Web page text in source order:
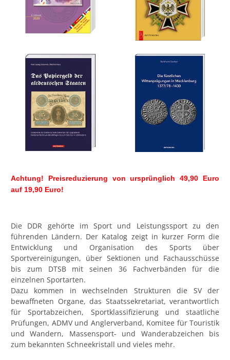
Achtung! Preisreduzierung von ursprünglich 49,90 Euro
auf 19,90 Euro!
Die DDR gehörte im Sport und Leistungssport zu den
führenden Ländern. Der Katalog zeigt in kurzer Form die
Entwicklung und Organisation des Sports über
Sportvereinigungen, über Sektionen und Fachausschüsse
bis zum DTSB mit seinen 36 Fachverbänden für die
einzelnen Sportarten.
Dazu kommen in wechselnden Strukturen die SV der
bewaffneten Organe, das Staatssekretariat, verantwortlich
für Sportabzeichen, Sportklassifizierung und staatliche
Prüfungen, ADMV und Anglerverband, Komitee für Touristik
und Wandern, Massensport- und Wanderabzeichen bis
zum bekannten Schneekristall und vieles mehr.